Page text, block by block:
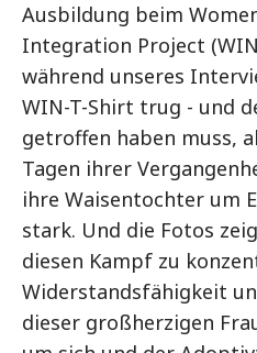
Ausbildung beim
Integration Project
während unseres
WIN-T-Shirt trug - und
getroffen haben muss,
Tagen ihrer
ihre Waisentochter um
stark. Und die Fotos
diesen Kampf zu
Widerstandsfähigkeit
dieser großherzigen